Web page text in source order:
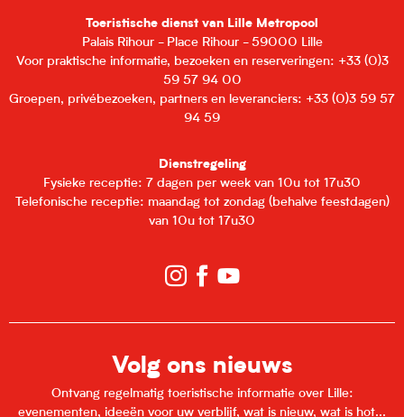
Toeristische dienst van Lille Metropool
Palais Rihour - Place Rihour - 59000 Lille
Voor praktische informatie, bezoeken en reserveringen: +33 (0)3
59 57 94 00
Groepen, privébezoeken, partners en leveranciers: +33 (0)3 59 57
94 59
Dienstregeling
Fysieke receptie: 7 dagen per week van 10u tot 17u30
Telefonische receptie: maandag tot zondag (behalve feestdagen)
van 10u tot 17u30
Volg ons nieuws
Ontvang regelmatig toeristische informatie over Lille:
evenementen, ideeën voor uw verblijf, wat is nieuw, wat is hot...